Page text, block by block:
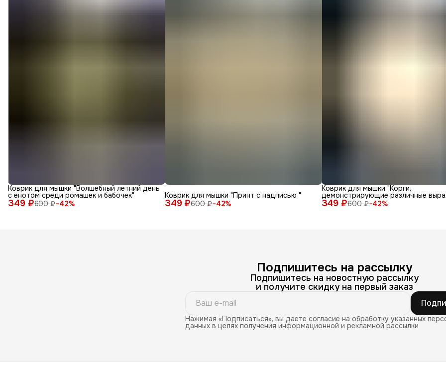
349 ₽600 ₽−42%
Коврик для мышки "Волшебный летний день
с енотом среди ромашек и бабочек"
349 ₽600 ₽−42%
Коврик для мышки "Принт с надписью "
349 ₽600 ₽−42%
Коврик для мышки "Корги,
демонстрирующие различные
лица и эмоции на белом фоне"
Подпишитесь на рассылку
Подпишитесь на новостную рассылку
и получите скидку на первый заказ
Нажимая «Подписаться», вы даете согласие на обработку указанных
данных в целях получения информационной и рекламной рассылки